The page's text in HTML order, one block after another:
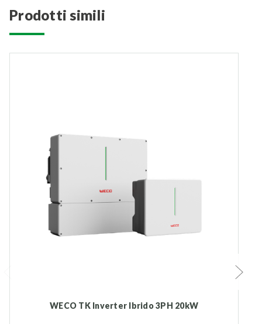
prodotti simili
WECO TK Inverter Ibrido 3PH 20kW